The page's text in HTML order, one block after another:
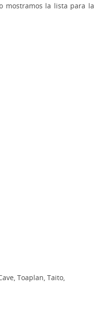
mostramos la lista para la
Toaplan, Taito,